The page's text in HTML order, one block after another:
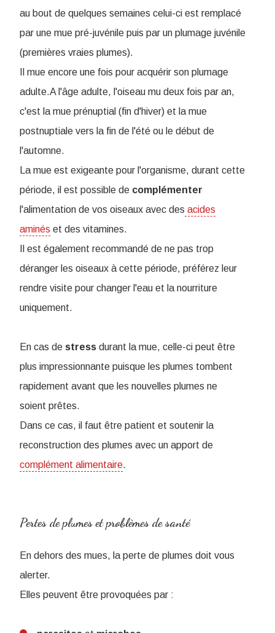
au bout de quelques semaines celui-ci est remplacé
par une mue pré-juvénile puis par un plumage juvénile
(premières vraies plumes).
Il mue encore une fois pour acquérir son plumage
adulte.A l'âge adulte, l'oiseau mu deux fois par an,
c'est la mue prénuptial (fin d'hiver) et la mue
postnuptiale vers la fin de l'été ou le début de
l'automne.
La mue est exigeante pour l'organisme, durant cette
période, il est possible de complémenter
l'alimentation de vos oiseaux avec des acides
aminés et des vitamines.
Il est également recommandé de ne pas trop
déranger les oiseaux à cette période, préférez leur
rendre visite pour changer l'eau et la nourriture
uniquement.
En cas de stress durant la mue, celle-ci peut être
plus impressionnante puisque les plumes tombent
rapidement avant que les nouvelles plumes ne
soient prêtes.
Dans ce cas, il faut être patient et soutenir la
reconstruction des plumes avec un apport de
complément alimentaire.
Pertes de plumes et problèmes de santé
En dehors des mues, la perte de plumes doit vous
alerter.
Elles peuvent être provoquées par :